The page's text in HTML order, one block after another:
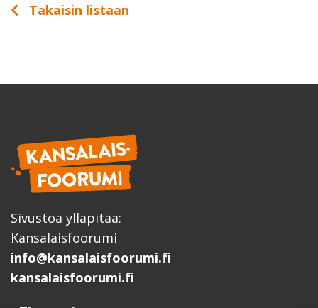
Takaisin listaan
Sivustoa ylläpitää:
Kansalaisfoorumi
info@kansalaisfoorumi.fi
kansalaisfoorumi.fi